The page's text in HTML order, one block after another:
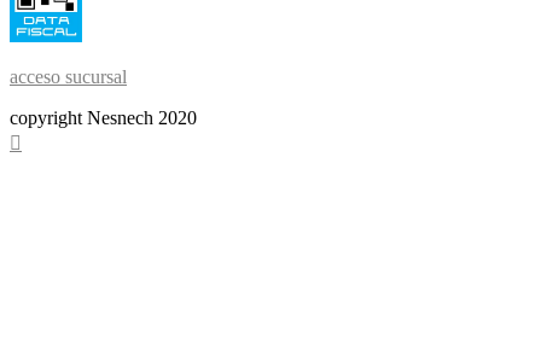
acceso sucursal
copyright Nesnech 2020
Scroll